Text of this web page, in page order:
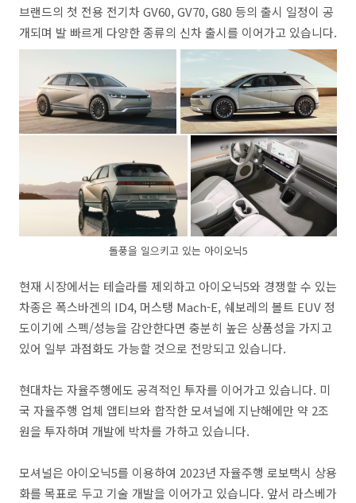
브랜드의 첫 전용 전기차 GV60, GV70, G80 등의 출시 일정이 공
개되며 발 빠르게 다양한 종류의 신차 출시를 이어가고 있습니다.
돌풍을 일으키고 있는 아이오닉5
현재 시장에서는 테슬라를 제외하고 아이오닉5와 경쟁할 수 있는
차종은 폭스바겐의 ID4, 머스탱 Mach-E, 쉐보레의 볼트 EUV 정
도이기에 스펙/성능을 감안한다면 충분히 높은 상품성을 가지고
있어 일부 과점화도 가능할 것으로 전망되고 있습니다.
현대차는 자율주행에도 공격적인 투자를 이어가고 있습니다. 미
국 자율주행 업체 앱티브와 합작한 모셔널에 지난해에만 약 2조
원을 투자하며 개발에 박차를 가하고 있습니다.
모셔널은 아이오닉5를 이용하여 2023년 자율주행 로보택시 상용
화를 목표로 두고 기술 개발을 이어가고 있습니다. 앞서 라스베가